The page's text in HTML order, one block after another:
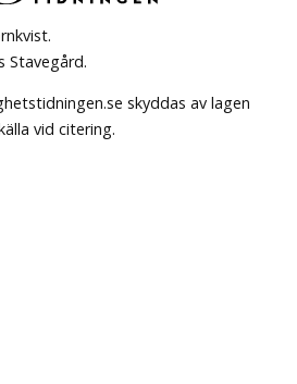
Stavegård.
skyddas av lagen
vid citering.